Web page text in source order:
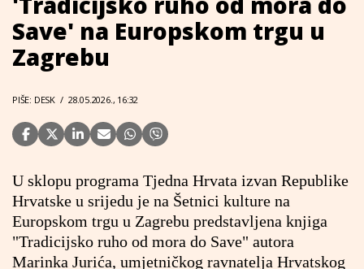
Save' na Europskom trgu u
Zagrebu
PIŠE: DESK / 28.05.2026., 16:32
U sklopu programa Tjedna Hrvata izvan Republike
Hrvatske u srijedu je na Šetnici kulture na
Europskom trgu u Zagrebu predstavljena knjiga
"Tradicijsko ruho od mora do Save" autora
Marinka Jurića, umjetničkog ravnatelja Hrvatskog